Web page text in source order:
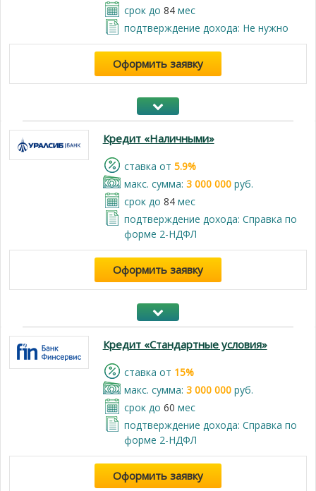
срок до 84мес
подтверждение дохода: Не нужно
Оформить заявку
Кредит «Наличными»
cтавка от 5.9%
макс. сумма: 3 000 000руб.
срок до 84мес
подтверждение дохода: Справка по
форме 2-НДФЛ
Оформить заявку
Кредит «Стандартные условия»
cтавка от 15%
макс. сумма: 3 000 000руб.
срок до 60 мес
подтверждение дохода: Справка по
форме 2-НДФЛ
Оформить заявку